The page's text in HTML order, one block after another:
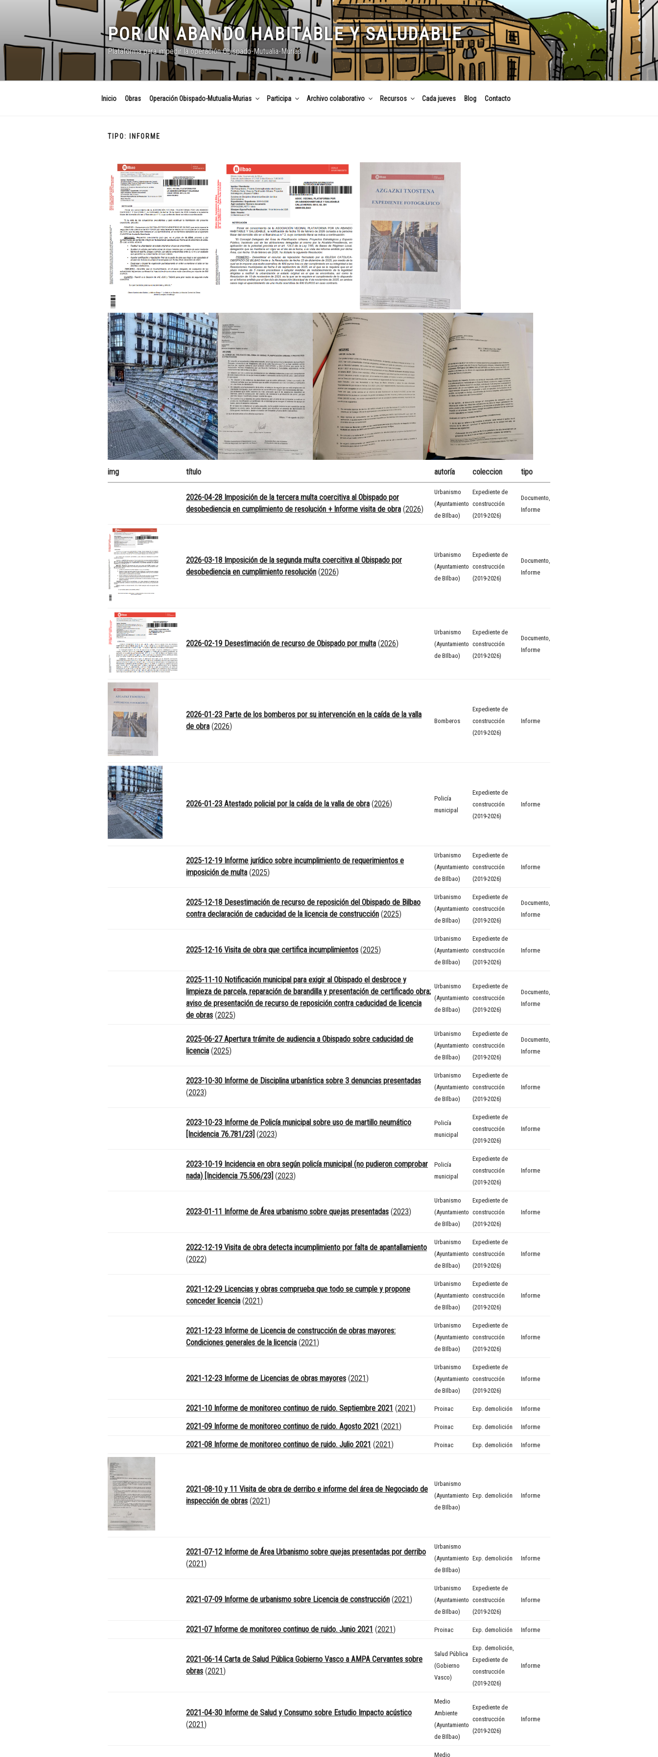
POR UN ABANDO HABITABLE Y SALUDABLE
Plataforma para impedir la operación Obispado-Mutualia-Murias
Inicio Obras Operación Obispado-Mutualia-Murias Participa Archivo colaborativo Recursos Cada jueves Blog Contacto
TIPO: INFORME
img título autoría coleccion tipo
2026-04-28 Imposición de la tercera multa coercitiva al Obispado por
desobediencia en cumplimiento de resolución + Informe visita de obra (2026)
Urbanismo
(Ayuntamiento
de BIlbao)
Expediente de
construcción
(2019-2026)
Documento
Informe
2026-03-18 Imposición de la segunda multa coercitiva al Obispado por
desobediencia en cumplimiento resolución (2026)
Urbanismo
(Ayuntamiento
de BIlbao)
Expediente de
construcción
(2019-2026)
Documento
Informe
2026-02-19 Desestimación de recurso de Obispado por multa (2026)
Urbanismo
(Ayuntamiento
de BIlbao)
Expediente de
construcción
(2019-2026)
Documento
Informe
2026-01-23 Parte de los bomberos por su intervención en la caída de la valla
de obra (2026)
Bomberos
Expediente de
construcción
(2019-2026)
Informe
2026-01-23 Atestado policial por la caída de la valla de obra (2026)
Policía
municipal
Expediente de
construcción
(2019-2026)
Informe
2025-12-19 Informe jurídico sobre incumplimiento de requerimientos e
imposición de multa (2025)
Urbanismo
(Ayuntamiento
de BIlbao)
Expediente de
construcción
(2019-2026)
Informe
2025-12-18 Desestimación de recurso de reposición del Obispado de Bilbao
contra declaración de caducidad de la licencia de construcción (2025)
Urbanismo
(Ayuntamiento
de BIlbao)
Expediente de
construcción
(2019-2026)
Documento
Informe
2025-12-16 Visita de obra que certifica incumplimientos (2025)
Urbanismo
(Ayuntamiento
de BIlbao)
Expediente de
construcción
(2019-2026)
Informe
2025-11-10 Notificación municipal para exigir al Obispado el desbroce y
limpieza de parcela, reparación de barandilla y presentación de certificado obra;
aviso de presentación de recurso de reposición contra caducidad de licencia
de obras (2025)
Urbanismo
(Ayuntamiento
de BIlbao)
Expediente de
construcción
(2019-2026)
Documento
Informe
2025-06-27 Apertura trámite de audiencia a Obispado sobre caducidad de
licencia (2025)
Urbanismo
(Ayuntamiento
de BIlbao)
Expediente de
construcción
(2019-2026)
Documento
Informe
2023-10-30 Informe de Disciplina urbanística sobre 3 denuncias presentadas
(2023)
Urbanismo
(Ayuntamiento
de BIlbao)
Expediente de
construcción
(2019-2026)
Informe
2023-10-23 Informe de Policía municipal sobre uso de martillo neumático
[Incidencia 76.781/23] (2023)
Policía
municipal
Expediente de
construcción
(2019-2026)
Informe
2023-10-19 Incidencia en obra según policía municipal (no pudieron comprobar
nada) [Incidencia 75.506/23] (2023)
Policía
municipal
Expediente de
construcción
(2019-2026)
Informe
2023-01-11 Informe de Área urbanismo sobre quejas presentadas (2023)
Urbanismo
(Ayuntamiento
de BIlbao)
Expediente de
construcción
(2019-2026)
Informe
2022-12-19 Visita de obra detecta incumplimiento por falta de apantallamiento
(2022)
Urbanismo
(Ayuntamiento
de BIlbao)
Expediente de
construcción
(2019-2026)
Informe
2021-12-29 Licencias y obras comprueba que todo se cumple y propone
conceder licencia (2021)
Urbanismo
(Ayuntamiento
de BIlbao)
Expediente de
construcción
(2019-2026)
Informe
2021-12-23 Informe de Licencia de construcción de obras mayores:
Condiciones generales de la licencia (2021)
Urbanismo
(Ayuntamiento
de BIlbao)
Expediente de
construcción
(2019-2026)
Informe
2021-12-23 Informe de Licencias de obras mayores (2021)
Urbanismo
(Ayuntamiento
de BIlbao)
Expediente de
construcción
(2019-2026)
Informe
2021-10 Informe de monitoreo continuo de ruido. Septiembre 2021 (2021) Proinac Exp. demolición Informe
2021-09 Informe de monitoreo continuo de ruido. Agosto 2021 (2021) Proinac Exp. demolición Informe
2021-08 Informe de monitoreo continuo de ruido. Julio 2021 (2021) Proinac Exp. demolición Informe
2021-08-10 y 11 Visita de obra de derribo e informe del área de Negociado de
inspección de obras (2021)
Urbanismo
(Ayuntamiento
de BIlbao)
Exp. demolición Informe
2021-07-12 Informe de Área Urbanismo sobre quejas presentadas por derribo
(2021)
Urbanismo
(Ayuntamiento
de BIlbao)
Exp. demolición Informe
2021-07-09 Informe de urbanismo sobre Licencia de construcción (2021)
Urbanismo
(Ayuntamiento
de BIlbao)
Expediente de
construcción
(2019-2026)
Informe
2021-07 Informe de monitoreo continuo de ruido. Junio 2021 (2021) Proinac Exp. demolición Informe
2021-06-14 Carta de Salud Pública Gobierno Vasco a AMPA Cervantes sobre
obras (2021)
Salud Pública
(Gobierno
Vasco)
Exp. demolición
Expediente de
construcción
(2019-2026)
Informe
2021-04-30 Informe de Salud y Consumo sobre Estudio Impacto acústico
(2021)
Medio
Ambiente
(Ayuntamiento
de BIlbao)
Expediente de
construcción
(2019-2026)
Informe
Medio